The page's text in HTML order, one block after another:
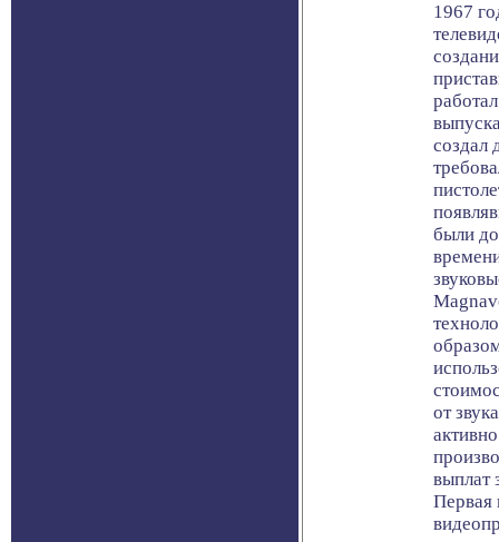
1967
создал
были
от
выплат
Первая